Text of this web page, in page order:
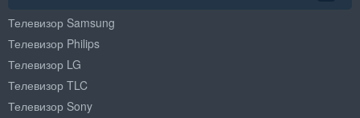
Телевизор Samsung
Телевизор Philips
Телевизор LG
Телевизор TLC
Телевизор Sony